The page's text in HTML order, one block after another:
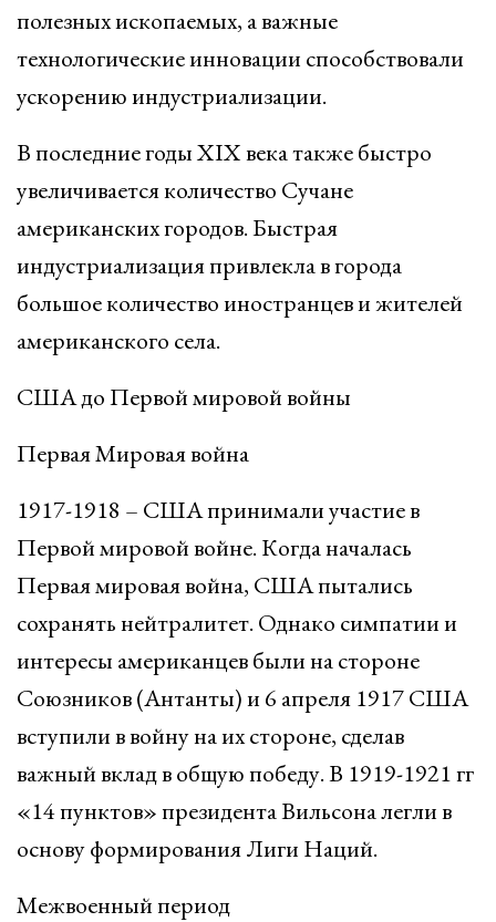
полезных ископаемых, а важные
технологические инновации способствовали
ускорению индустриализации.
В последние годы XIX века также быстро
увеличивается количество Сучане
американских городов. Быстрая
индустриализация привлекла в города
большое количество иностранцев и жителей
американского села.
США до Первой мировой войны
Первая Мировая война
1917-1918 – США принимали участие в
Первой мировой войне. Когда началась
Первая мировая война, США пытались
сохранять нейтралитет. Однако симпатии и
интересы американцев были на стороне
Союзников (Антанты) и 6 апреля 1917 США
вступили в войну на их стороне, сделав
важный вклад в общую победу. В 1919-1921 гг
«14 пунктов» президента Вильсона легли в
основу формирования Лиги Наций.
Межвоенный период